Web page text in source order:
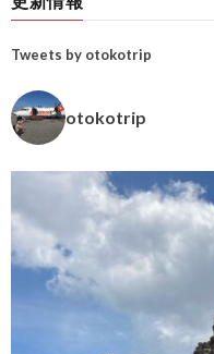
Tweets by otokotrip
otokotrip